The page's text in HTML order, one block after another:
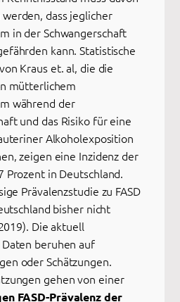
dass jeglicher
in der Schwangerschaft
kann. Statistische
Kraus et. al, die die
mütterlichem
während der
und das Risiko für eine
Alkoholexposition
zeigen eine Inzidenz der
Prozent in Deutschland.
Prävalenzstudie zu FASD
bisher nicht
Die aktuell
beruhen auf
oder Schätzungen.
gehen von einer
FASD-Prävalenz der